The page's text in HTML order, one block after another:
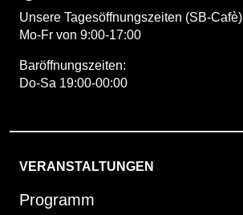
Unsere Tagesöffnungszeiten (SB-Cafè)
Mo-Fr von 9:00-17:00
Baröffnungszeiten:
Do-Sa 19:00-00:00
VERANSTALTUNGEN
Programm